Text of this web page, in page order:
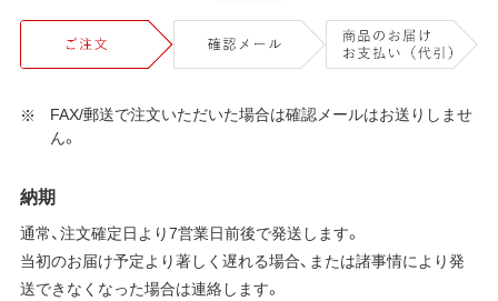
FAX/郵送で注文いただいた場合は確認メールはお送りしませ
ん。
納期
通常、注文確定日より7営業日前後で発送します。
当初のお届け予定より著しく遅れる場合、または諸事情により発
送できなくなった場合は連絡します。